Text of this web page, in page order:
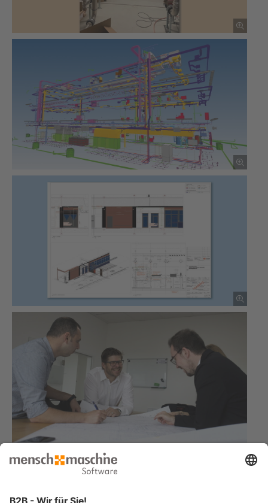
Sie haben ähnliche Anforderungen und suchen eine Lösung?
Jetzt Kontakt aufnehmen